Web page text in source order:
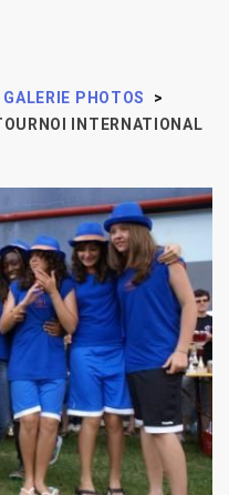
GALERIE PHOTOS
>
INTERNATIONAL